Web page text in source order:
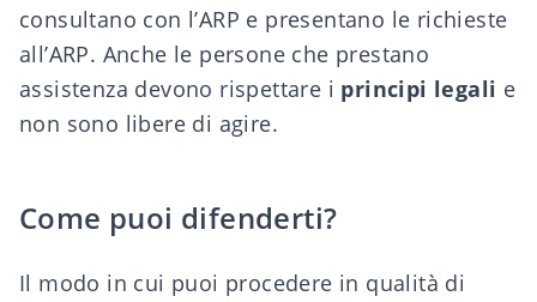
consultano con l’ARP e presentano le richieste
all’ARP. Anche le persone che prestano
assistenza devono rispettare i principi legali e
non sono libere di agire.
Come puoi difenderti?
Il modo in cui puoi procedere in qualità di